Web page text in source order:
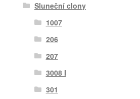
Sluneční clony
1007
206
207
3008 I
301